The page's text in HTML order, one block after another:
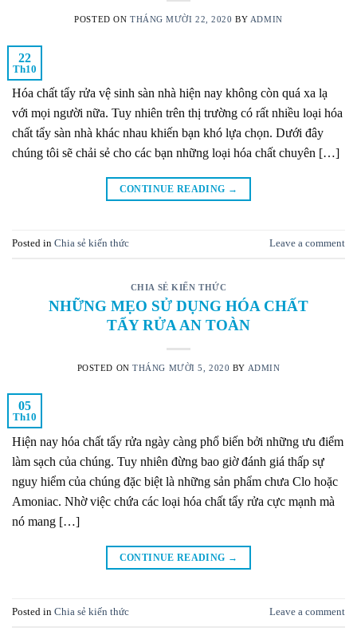
POSTED ON THÁNG MƯỜI 22, 2020 BY ADMIN
22
Th10
Hóa chất tẩy rửa vệ sinh sàn nhà hiện nay không còn quá xa lạ
với mọi người nữa. Tuy nhiên trên thị trường có rất nhiều loại hóa
chất tẩy sàn nhà khác nhau khiến bạn khó lựa chọn. Dưới đây
chúng tôi sẽ chải sẻ cho các bạn những loại hóa chất chuyên […]
CONTINUE READING →
Posted in Chia sẻ kiến thức Leave a comment
CHIA SẺ KIẾN THỨC
NHỮNG MẸO SỬ DỤNG HÓA CHẤT
TẨY RỬA AN TOÀN
POSTED ONTHÁNG MƯỜI 5, 2020 BY ADMIN
05
Th10
Hiện nay hóa chất tẩy rửa ngày càng phổ biến bởi những ưu điểm
làm sạch của chúng. Tuy nhiên đừng bao giờ đánh giá thấp sự
nguy hiểm của chúng đặc biệt là những sản phẩm chưa Clo hoặc
Amoniac. Nhờ việc chứa các loại hóa chất tẩy rửa cực mạnh mà
nó mang […]
CONTINUE READING →
Posted in Chia sẻ kiến thức Leave a comment